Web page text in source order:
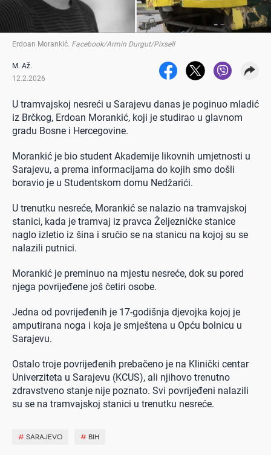
Erdoan Morankić. Facebook/Armin Durgut/Pixsell
M. Až.
12.2.2026
U tramvajskoj nesreći u Sarajevu danas je poginuo mladić
iz Brčkog, Erdoan Morankić, koji je studirao u glavnom
gradu Bosne i Hercegovine.
Morankić je bio student Akademije likovnih umjetnosti u
Sarajevu, a prema informacijama do kojih smo došli
boravio je u Studentskom domu Nedžarići.
U trenutku nesreće, Morankić se nalazio na tramvajskoj
stanici, kada je tramvaj iz pravca Željezničke stanice
naglo izletio iz šina i sručio se na stanicu na kojoj su se
nalazili putnici.
Morankić je preminuo na mjestu nesreće, dok su pored
njega povrijeđene još četiri osobe.
Jedna od povrijeđenih je 17-godišnja djevojka kojoj je
amputirana noga i koja je smještena u Opću bolnicu u
Sarajevu.
Ostalo troje povrijeđenih prebačeno je na Klinički centar
Univerziteta u Sarajevu (KCUS), ali njihovo trenutno
zdravstveno stanje nije poznato. Svi povrijeđeni nalazili
su se na tramvajskoj stanici u trenutku nesreće.
#SARAJEVO # BIH